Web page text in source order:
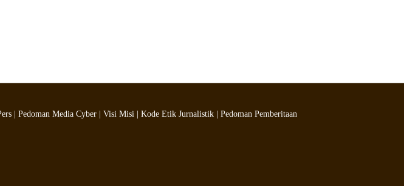
Pedoman Media Cyber Visi Misi Kode Etik Jurnalistik
Pedoman Pemberitaan